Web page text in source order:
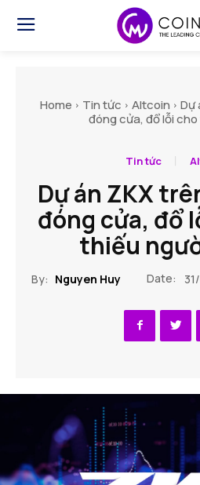
Home Tin tức Altcoin
Dự
đóng cửa, đổ lỗi
Tin tức
Dự án ZKX
đóng cửa, đổ
thiếu
By: Nguyen Huy Date: